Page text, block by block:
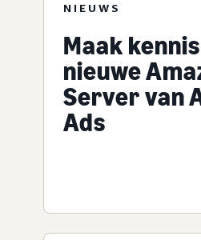
NIEUWS
Maak
nieuwe
Server van
Ads